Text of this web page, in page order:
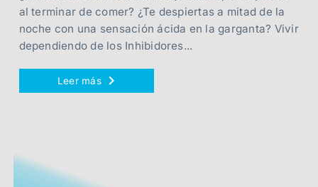
al terminar de comer? ¿Te despiertas a mitad de la
noche con una sensación ácida en la garganta? Vivir
dependiendo de los Inhibidores...
Leer más